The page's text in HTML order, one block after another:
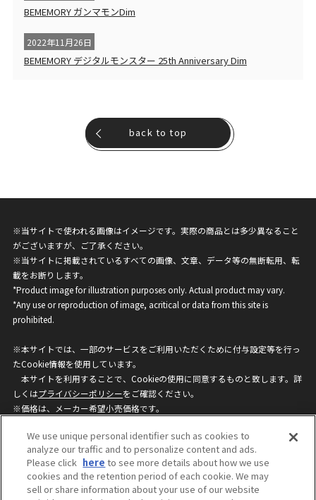
BEMEMORY ガンマモンDim
2022年11月26日
BEMEMORY デジタルモンスター 25th Anniversary Dim
back to top
※当サイトで使われる画像はイメージです。実際の商品とは多少異なること
がございますが、ご了承ください。
※当サイトに掲載されているすべての画像、文章、データ等の無断転用、転
載をお断りします。
*Product image for illustration purposes only. Actual product may vary.
*Any use or reproduction of image, acritical or data from this site is
prohibited.
※本サイトでは、一部のサービスをご利用いただくために付与設定等を行っ
たCookie情報を使用しています。
本サイトを利用することで、Cookieの使用に同意するものと致します。詳
しくはプライバシーポリシーをご確認ください。
※価格は、メーカー希望小売価格です。
ざいますのでご了承ください。
privacypolicy
Do Not Sell or Share My
Personal Information
We use unique personal identifier such as cookies to
analyze our traffic and to personalize content and ads.
Please click here to see more details about how we use
cookies and the retention period of each cookie. We may
sell or share information about your use of our website